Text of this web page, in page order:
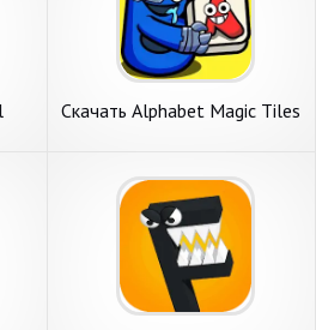
Скачать Alphabet Magic Tiles
на Андроид